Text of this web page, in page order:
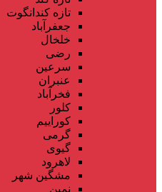
تازه کندانگوت
جعفرآباد
خلخال
رضی
سرعین
عنبران
فخرآباد
کلور
کوراییم
گرمی
گیوی
لاهرود
مشگین شهر
نمین